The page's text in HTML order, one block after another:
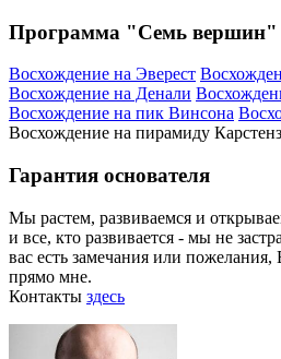
Программа "Семь вершин"
Восхождение на Эверест
Восхождение на Денали
Восхождение на пик Винсона
Восхождение на пирамиду Карстенз
Гарантия основателя
Мы растем, развиваемся и
и все, кто развивается - мы не
вас есть замечания или
прямо мне.
Контакты здесь